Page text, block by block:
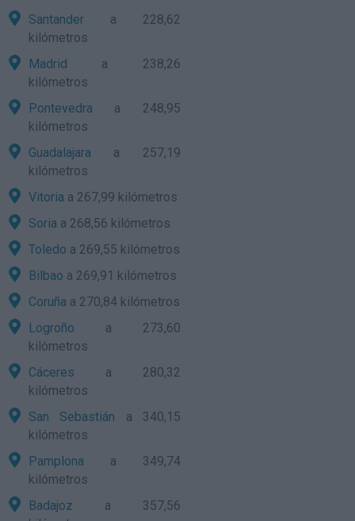
Santander a 228,62
kilómetros
Madrid a 238,26
kilómetros
Pontevedra a 248,95
kilómetros
Guadalajara a 257,19
kilómetros
Vitoria a 267,99 kilómetros
Soria a 268,56 kilómetros
Toledo a 269,55 kilómetros
Bilbao a 269,91 kilómetros
Coruña a 270,84 kilómetros
Logroño a 273,60
kilómetros
Cáceres a 280,32
kilómetros
San Sebastián a 340,15
kilómetros
Pamplona a 349,74
kilómetros
Badajoz a 357,56